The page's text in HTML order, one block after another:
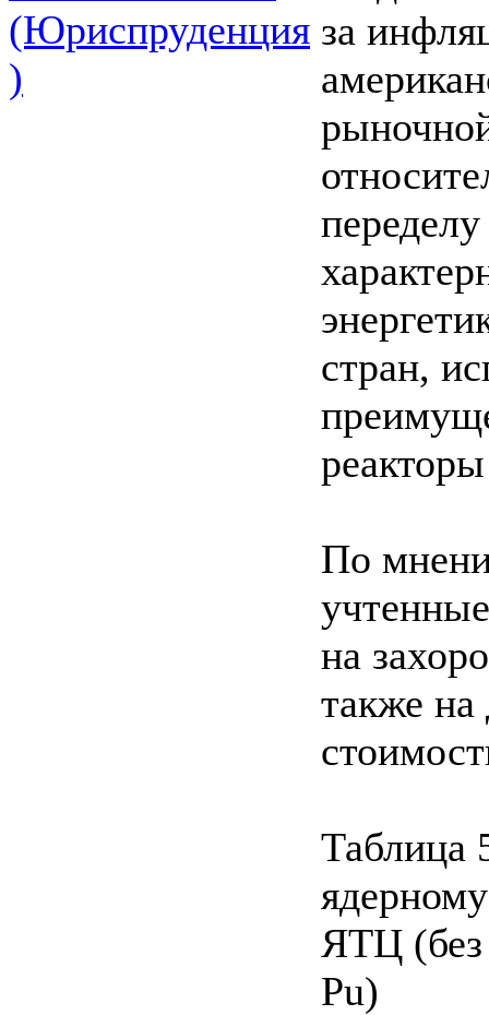
(Юриспруденция
)
за
стран,
По
на
также
Таблица
ЯТЦ (без
Pu)